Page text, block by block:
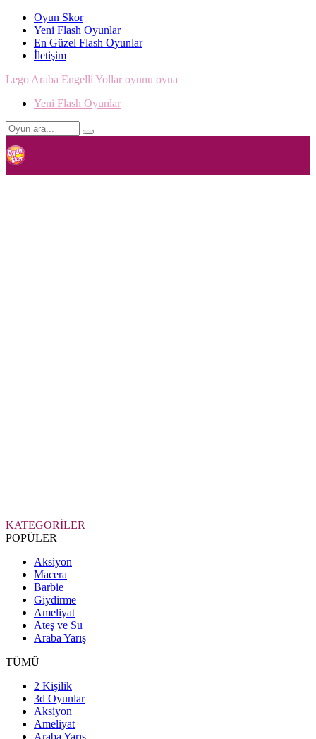
Oyun Skor
Yeni Flash Oyunlar
En Güzel Flash Oyunlar
İletişim
Lego Araba Engelli Yollar oyunu oyna
Yeni Flash Oyunlar
KATEGORİLER
POPÜLER
Aksiyon
Macera
Barbie
Giydirme
Ameliyat
Ateş ve Su
Araba Yarış
TÜMÜ
2 Kişilik
3d Oyunlar
Aksiyon
Ameliyat
Araba Yarış